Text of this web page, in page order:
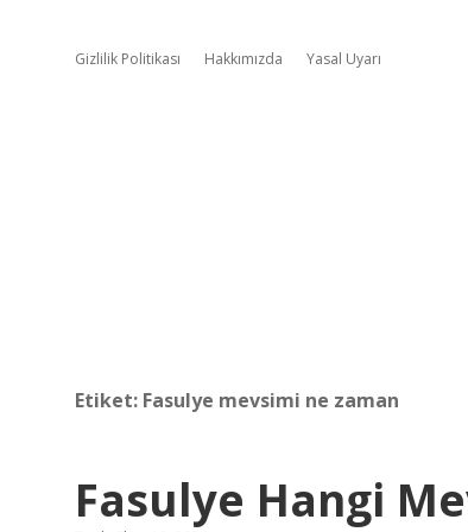
Gizlilik Politikası Hakkımızda Yasal Uyarı
Etiket: Fasulye mevsimi ne zaman
Fasulye Hangi